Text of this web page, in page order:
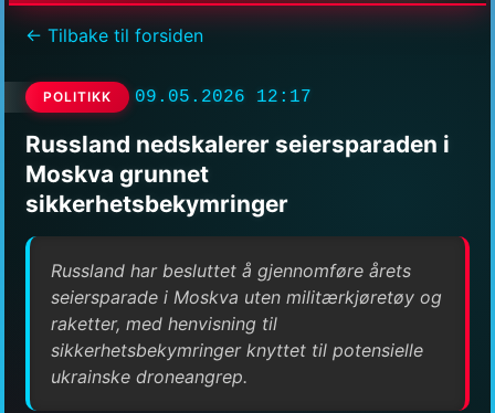
← Tilbake til forsiden
POLITIKK 09.05.2026 12:17
Russland nedskalerer seiersparaden i
Moskva grunnet
sikkerhetsbekymringer
Russland har besluttet å gjennomføre årets
seiersparade i Moskva uten militærkjøretøy og
raketter, med henvisning til
sikkerhetsbekymringer knyttet til potensielle
ukrainske droneangrep.